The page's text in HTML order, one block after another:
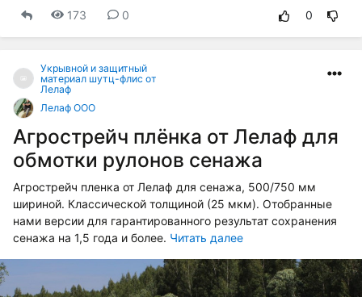
173 0 0
Укрывной и защитный
материал шутц-флис от
Лелаф
Лелаф ООО
Агрострейч плёнка от Лелаф для
обмотки рулонов сенажа
Агрострейч пленка от Лелаф для сенажа, 500/750 мм
шириной. Классической толщиной (25 мкм). Отобранные
нами версии для гарантированного результат сохранения
сенажа на 1,5 года и более. Читать далее